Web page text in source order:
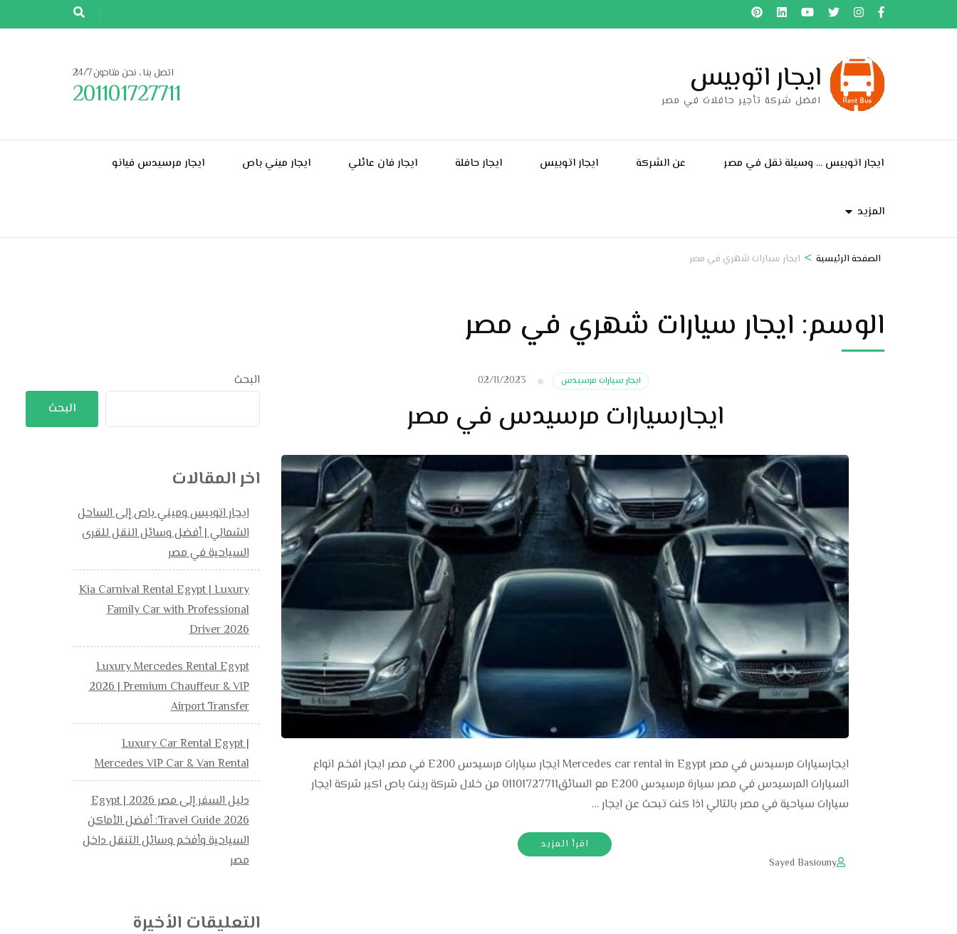
إلى
ايجار اتوبيس
افضل شركة تأجير حافلات في مصر
اتصل بنا ، نحن متاحون 24/7
201101727711
ايجار اتوبيس … وسيلة نقل في مصر عن الشركة ايجار اتوبيس ايجار حافلة ايجار فان عائلي ايجار ميني باص ايجار مرسيدس فيانو
المزيد
الصفحة الرئيسية > ايجار سيارات شهري في مصر
الوسم: ايجار سيارات شهري في مصر
ايجار سيارات مرسيدس 02/11/2023
ايجارسيارات مرسيدس في مصر
ايجارسيارات مرسيدس في مصر Mercedes car rental in Egypt ايجار سيارات مرسيدس E200 في مصر ايجار افخم انواع
السيارات المرسيدس في مصر سيارة مرسيدس E200 مع السائق01101727711 من خلال شركة رينت باص اكبر شركة ايجار
سيارات سياحية في مصر بالتالي اذا كنت تبحث عن ايجار …
اقرأ المزيد
Sayed Basiouny
البحث
البحث
اخر المقالات
ايجار اتوبيس وميني باص إلى الساحل
الشمالي | أفضل وسائل النقل للقرى
السياحية في مصر
Kia Carnival Rental Egypt | Luxury
Family Car with Professional
Driver 2026
Luxury Mercedes Rental Egypt
2026 | Premium Chauffeur & VIP
Airport Transfer
Luxury Car Rental Egypt |
Mercedes VIP Car & Van Rental
دليل السفر إلى مصر 2026 | Egypt
Travel Guide 2026: أفضل الأماكن
السياحية وأفخم وسائل التنقل داخل
مصر
التعليقات الأخيرة